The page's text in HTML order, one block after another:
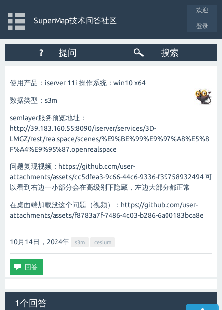
欢迎
登录
SuperMap技术问答社区
? 提问 搜索
使用产品：iserver 11i 操作系统：win10 x64
数据类型：s3m
semlayer服务预览地址：
http://39.183.160.55:8090/iserver/services/3D-
LMGZ/rest/realspace/scenes/%E9%BE%99%E9%97%A8%E5%8
F%A4%E9%95%87.openrealspace
问题复现视频： https://github.com/user-
attachments/assets/cc5dfea3-9c66-44c6-9336-f39758932494可
以看到右边一小部分会在高级别下隐藏，左边大部分都正常
在桌面端加载没这个问题（视频）： https://github.com/user-
attachments/assets/f8783a7f-7486-4c03-b286-6a00183bca8e
10月14日，2024年 s3m cesium
1个回答